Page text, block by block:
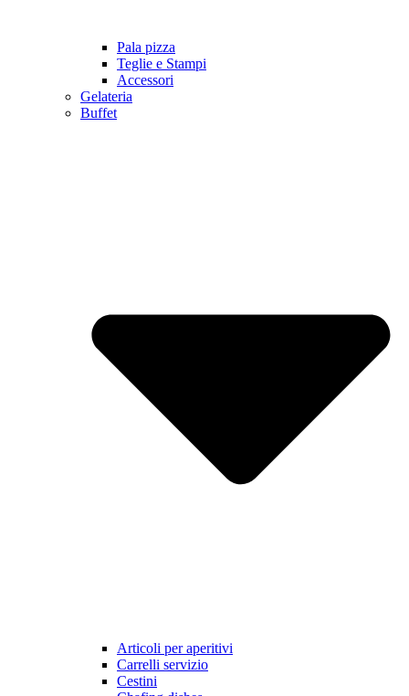
Pala pizza
Teglie e Stampi
Accessori
Gelateria
Buffet
Articoli per aperitivi
Carrelli servizio
Cestini